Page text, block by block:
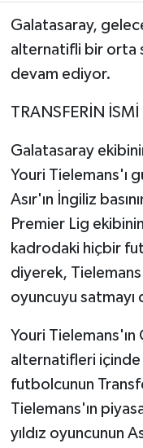
Galatasaray,
alternatifli bir orta
devam ediyor.
TRANSFERİN
Galatasaray
Youri Tielemans'ı
Asır'ın İngiliz
Premier Lig
kadrodaki hiçbir
diyerek,
oyuncuyu
Youri Tielemans'ın
alternatifleri içinde
futbolcunun
Tielemans'ın
yıldız oyuncunun
Teknoloji
Yaşam
Yeme-İçme